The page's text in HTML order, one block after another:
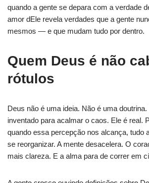
quando a gente se depara com a verdade
amor dEle revela verdades que a gente
mesmos — e que mudam tudo por dentro.
Quem Deus é não
rótulos
Deus não é uma ideia. Não é uma
inventado para acalmar o caos. Ele é real.
quando essa percepção nos alcança, tudo
se reorganizar. A mente desacelera. O
mais clareza. E a alma para de correr em